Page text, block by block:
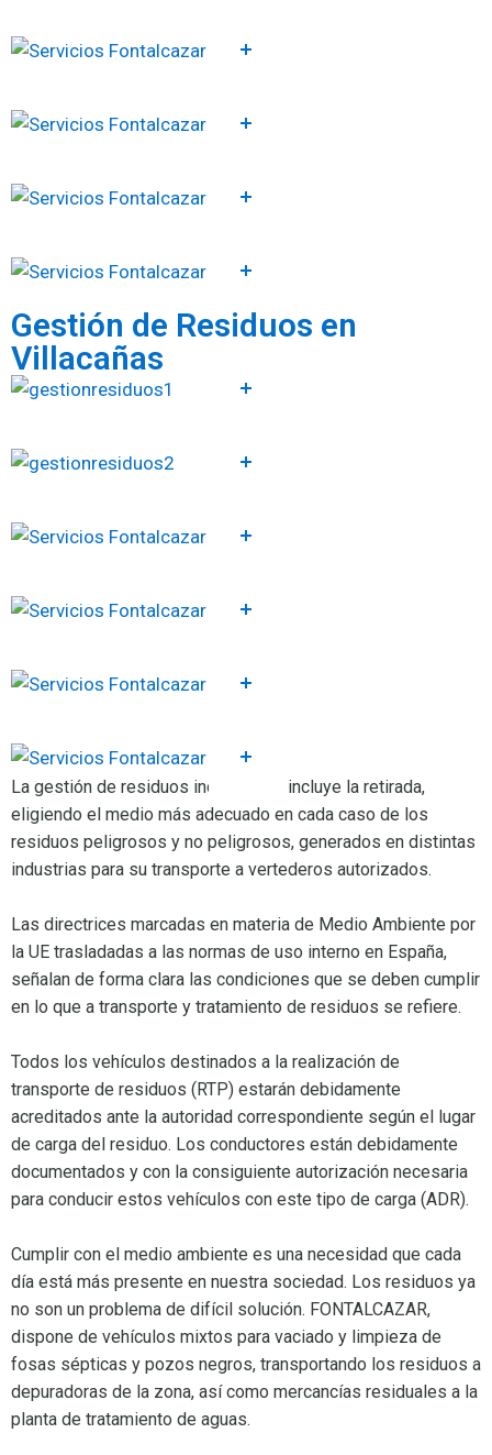
Gestión de Residuos en
Villacañas
La gestión de residuos industriales incluye la retirada,
eligiendo el medio más adecuado en cada caso de los
residuos peligrosos y no peligrosos, generados en distintas
industrias para su transporte a vertederos autorizados.
Las directrices marcadas en materia de Medio Ambiente por
la UE trasladadas a las normas de uso interno en España,
señalan de forma clara las condiciones que se deben cumplir
en lo que a transporte y tratamiento de residuos se refiere.
Todos los vehículos destinados a la realización de
transporte de residuos (RTP) estarán debidamente
acreditados ante la autoridad correspondiente según el lugar
de carga del residuo. Los conductores están debidamente
documentados y con la consiguiente autorización necesaria
para conducir estos vehículos con este tipo de carga (ADR).
Cumplir con el medio ambiente es una necesidad que cada
día está más presente en nuestra sociedad. Los residuos ya
no son un problema de difícil solución. FONTALCAZAR,
dispone de vehículos mixtos para vaciado y limpieza de
fosas sépticas y pozos negros, transportando los residuos a
depuradoras de la zona, así como mercancías residuales a la
planta de tratamiento de aguas.